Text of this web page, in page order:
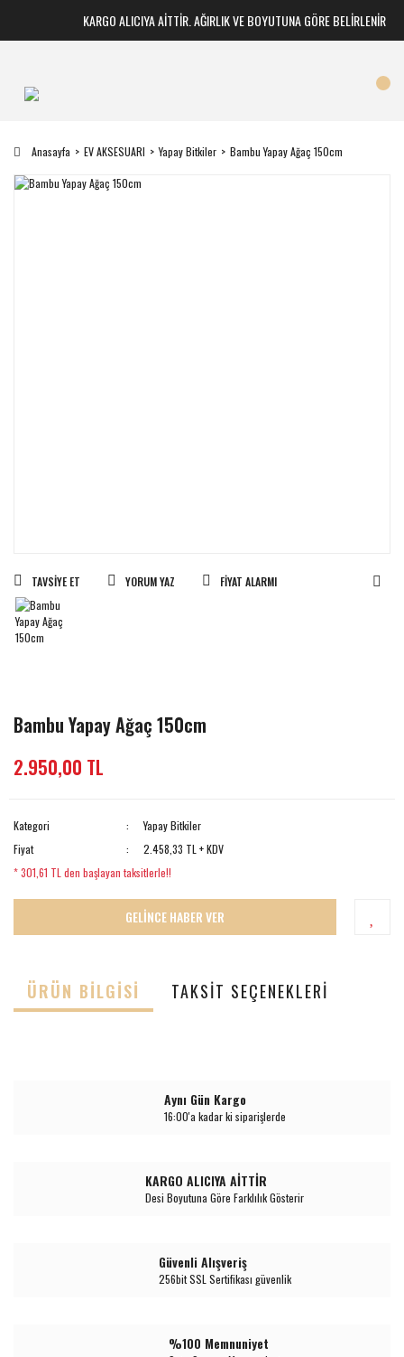
KARGO ALICIYA AİTTİR. AĞIRLIK VE BOYUTUNA GÖRE BELİRLENİR
Anasayfa EV AKSESUARI Yapay Bitkiler Bambu Yapay Ağaç 150cm
TAVSIYE ET YORUM YAZ FIYAT ALARMI
Bambu Yapay Ağaç 150cm
2.950,00 TL
Kategori
Yapay Bitkiler
Fiyat
2.458,33 TL + KDV
* 301,61 TL den başlayan taksitlerle!!
GELİNCE HABER VER
ÜRÜN BILGISI TAKSIT SEÇENEKLERI
Aynı Gün Kargo
16:00'a kadar ki siparişlerde
KARGO ALICIYA AİTTİR
Desi Boyutuna Göre Farklılık Gösterir
Güvenli Alışveriş
256bit SSL Sertifikası güvenlik
%100 Memnuniyet